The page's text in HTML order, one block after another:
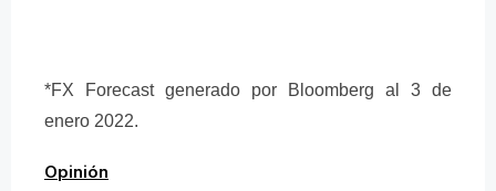
*FX Forecast generado por Bloomberg al 3 de
enero 2022.
Opinión